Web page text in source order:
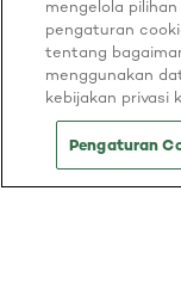
Cannes dengan
yang dipimpin
Stephane
bidang
pentas
L'ORÉAL
mengelola
pengaturan
tentang
menggunakan
kebijakan privasi
Pengaturan